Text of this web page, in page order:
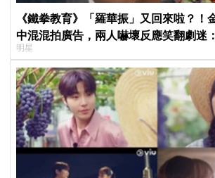
《鐵拳教育》「羅華振」又回來啦？！
中混混拍廣告，兩人嚇壞反應笑翻劇迷
明星